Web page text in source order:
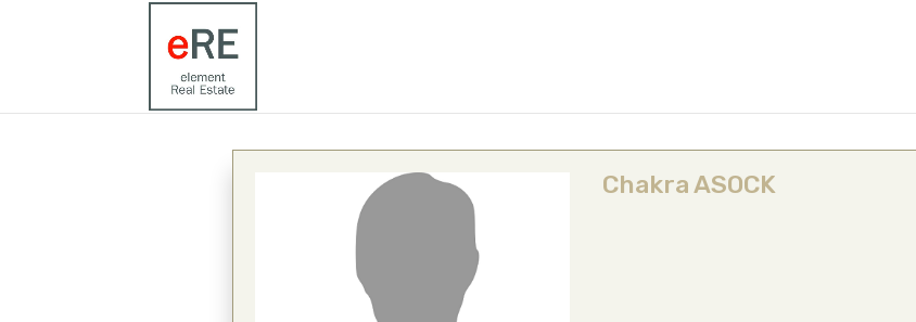
Chakra ASOCK